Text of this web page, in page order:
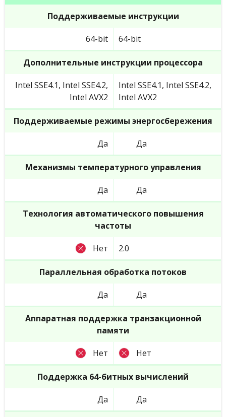
Поддерживаемые инструкции
64-bit 64-bit
Дополнительные инструкции процессора
Intel SSE4.1, Intel SSE4.2,
Intel AVX2
Intel SSE4.1, Intel SSE4.2,
Intel AVX2
Поддерживаемые режимы энергосбережения
Да Да
Механизмы температурного управления
Да Да
Технология автоматического повышения
частоты
Нет 2.0
Параллельная обработка потоков
Да Да
Аппаратная поддержка транзакционной
памяти
Нет Нет
Поддержка 64-битных вычислений
Да Да